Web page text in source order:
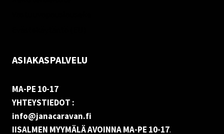
ASIAKASPALVELU
MA-PE 10-17
YHTEYSTIEDOT :
info@janacaravan.fi
IISALMEN MYYMÄLÄ AVOINNA MA-PE 10-17.